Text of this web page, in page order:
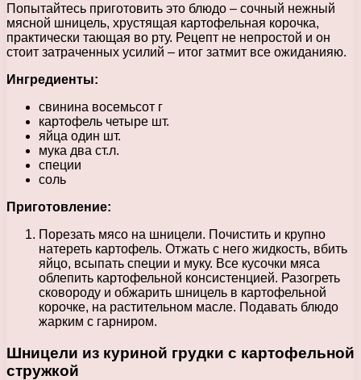
Попытайтесь приготовить это блюдо – сочный нежный
мясной шницель, хрустящая картофельная корочка,
практически тающая во рту. Рецепт не непростой и он
стоит затраченных усилий – итог затмит все ожиданияю.
Ингредиенты:
свинина восемьсот г
картофель четыре шт.
яйца один шт.
мука два ст.л.
специи
соль
Приготовление:
Порезать мясо на шницели. Почистить и крупно
натереть картофель. Отжать с него жидкость, вбить
яйцо, всыпать специи и муку. Все кусочки мяса
облепить картофельной консистенцией. Разогреть
сковороду и обжарить шницель в картофельной
корочке, на растительном масле. Подавать блюдо
жарким с гарниром.
Шницели из куриной грудки с картофельной
стружкой